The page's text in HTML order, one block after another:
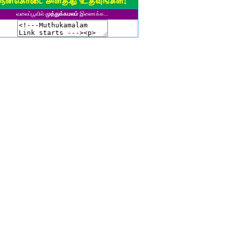
தி. கல்பனாதேவி
தனசேகரன்
ஹரிஹரன்
வலைப்பூவில் முத்துக்கமலம் இணைக்க...